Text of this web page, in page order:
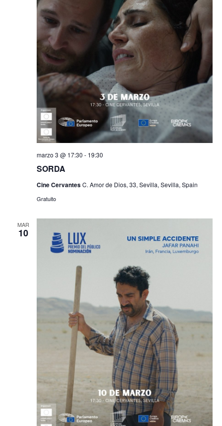
SORDA
marzo 3 @ 17:30 - 19:30
Cine CervantesC. Amor de Dios, 33, Sevilla, Sevilla, Spain
Gratuito
MAR
10